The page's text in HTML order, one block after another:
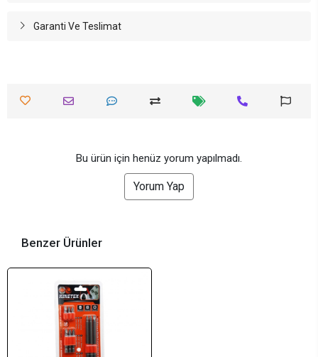
Garanti Ve Teslimat
Bu ürün için henüz yorum yapılmadı.
Yorum Yap
Benzer Ürünler